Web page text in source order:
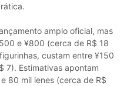
amplo oficial, mas
e ¥800 (cerca de R$ 18
custam entre ¥150
7). Estimativas apontam
80 mil ienes (cerca de R$